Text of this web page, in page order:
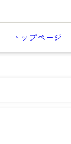
トップページ